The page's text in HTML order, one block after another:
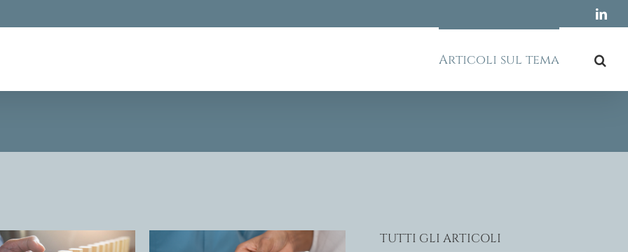
Articoli sul tema
TUTTI GLI ARTICOLI